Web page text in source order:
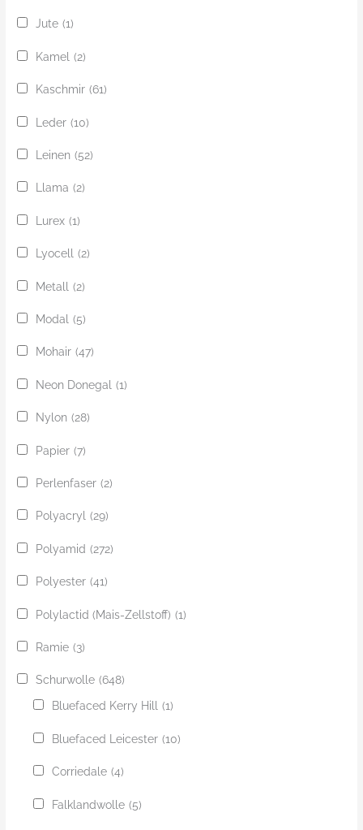
Jute (1)
Kamel (2)
Kaschmir (61)
Leder (10)
Leinen (52)
Llama (2)
Lurex (1)
Lyocell (2)
Metall (2)
Modal (5)
Mohair (47)
Neon Donegal (1)
Nylon (28)
Papier (7)
Perlenfaser (2)
Polyacryl (29)
Polyamid (272)
Polyester (41)
Polylactid (Mais-Zellstoff) (1)
Ramie (3)
Schurwolle (648)
Bluefaced Kerry Hill (1)
Bluefaced Leicester (10)
Corriedale (4)
Falklandwolle (5)